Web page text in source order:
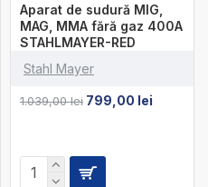
Stahl Mayer
Aparat de sudură MIG,
MAG, MMA fără gaz 400A
STAHLMAYER-RED
1.039,00 lei 799,00 lei